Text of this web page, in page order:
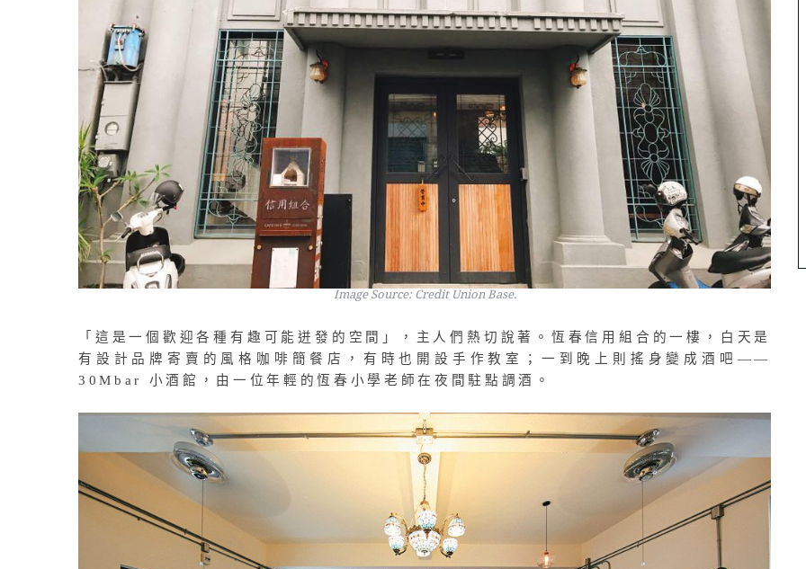
Image Source: Credit Union Base.
「這是一個歡迎各種有趣可能迸發的空間」，主人們熱切說著。恆春信用組合的一樓，白天是
有設計品牌寄賣的風格咖啡簡餐店，有時也開設手作教室；一到晚上則搖身變成酒吧——
30Mbar 小酒館，由一位年輕的恆春小學老師在夜間駐點調酒。